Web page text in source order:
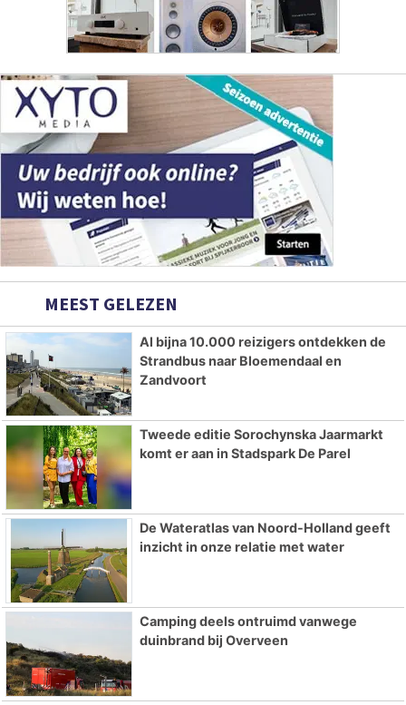
MEEST GELEZEN
Al bijna 10.000 reizigers ontdekken de
Strandbus naar Bloemendaal en
Zandvoort
Tweede editie Sorochynska Jaarmarkt
komt er aan in Stadspark De Parel
De Wateratlas van Noord-Holland geeft
inzicht in onze relatie met water
Camping deels ontruimd vanwege
duinbrand bij Overveen